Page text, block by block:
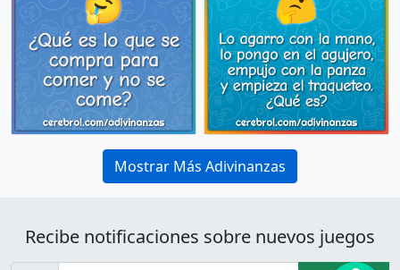
Mostrar Más Adivinanzas
Recibe notificaciones sobre nuevos juegos